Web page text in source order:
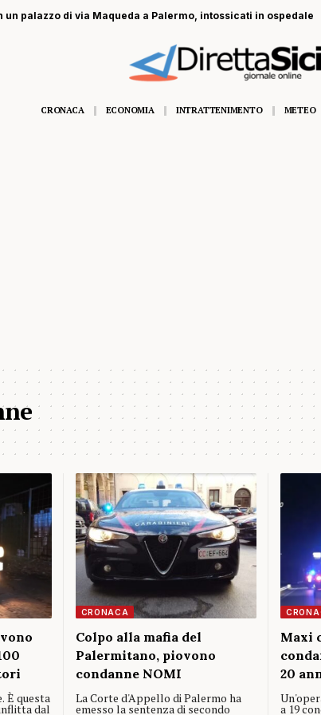
un palazzo di via Maqueda a Palermo, intossicati in ospedale
CRONACA ECONOMIA INTRATTENIMENTO METEO
È questa
dal
CRONACA
Colpo alla mafia del
Palermitano, piovono
condanne NOMI
La Corte d'Appello di Palermo ha
emesso la sentenza di secondo
Maxi
20
a 19